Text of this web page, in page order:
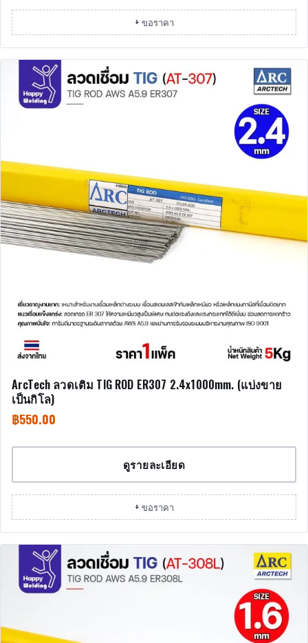
+ ขอราคา
ArcTech ลวดเติม TIG ROD ER307 2.4x1000mm. (แบ่งขาย
เป็นกิโล)
฿550.00
ดูรายละเอียด
+ ขอราคา